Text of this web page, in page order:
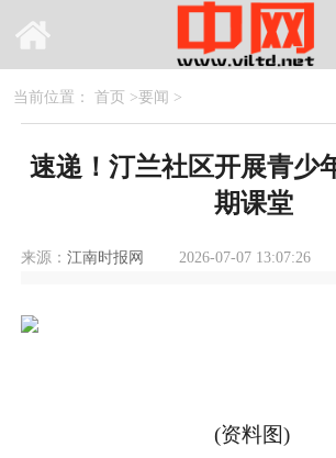
当前位置： 首页 >要闻 >
速递！汀兰社区开展青少
期课堂
来源： 江南时报网 2026-07-07 13:07:26
(资料图)